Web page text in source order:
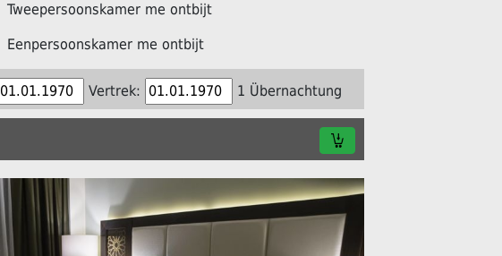
Tweepersoonskamer me ontbijt
Eenpersoonskamer me ontbijt
Vertrek: 1 Übernachtung